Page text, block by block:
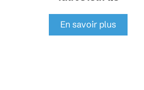
En savoir plus